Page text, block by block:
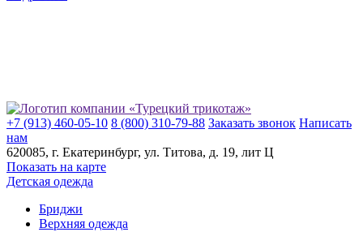
+7 (913) 460-05-10 8 (800) 310-79-88 Заказать звонок Написать
нам
620085, г. Екатеринбург, ул. ​Титова, д. 19, лит Ц
Показать на карте
Детская одежда
Бриджи
Верхняя одежда